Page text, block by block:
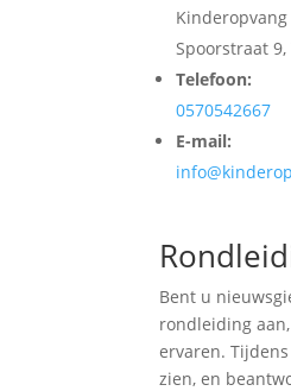
Spoorstraat 9,
Telefoon:
0570542667
E-mail:
info
Bent u
rondleiding
ervaren.
zien, en